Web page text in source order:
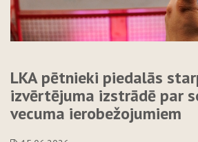
LKA pētnieki piedalās
izvērtējuma izstrādē par
vecuma ierobežojumiem